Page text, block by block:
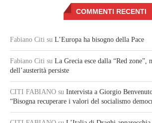
COMMENTI RECENTI
Fabiano Citi su L’Europa ha bisogno della Pace
Fabiano Citi su La Grecia esce dalla “Red zone”,
dell’austerità persiste
CITI FABIANO su Intervista a Giorgio
“Bisogna recuperare i valori del socialismo